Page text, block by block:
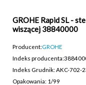
GROHE Rapid SL -
wiszącej 38840000
Producent:GROHE
Indeks producenta:
Indeks Grudnik: AKC-702-
Opakowania: 1/99